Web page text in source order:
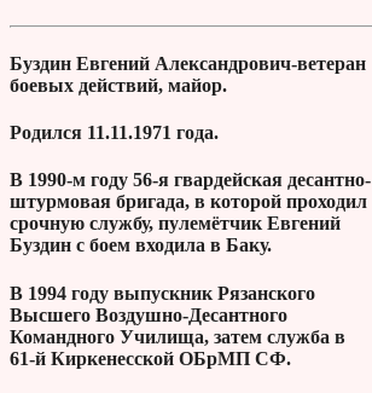
Буздин Евгений Александрович-ветеран
боевых действий, майор.
Родился 11.11.1971 года.
В 1990-м году 56-я гвардейская десантно-
штурмовая бригада, в которой проходил
срочную службу, пулемётчик Евгений
Буздин с боем входила в Баку.
В 1994 году выпускник Рязанского
Высшего Воздушно-Десантного
Командного Училища, затем служба в
61-й Киркенесской ОБрМП СФ.